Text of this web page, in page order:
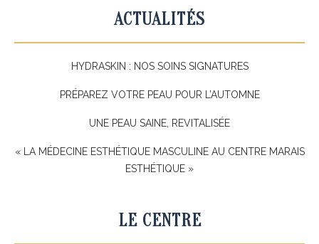
ACTUALITÉS
HYDRASKIN : NOS SOINS SIGNATURES
PRÉPAREZ VOTRE PEAU POUR L’AUTOMNE
UNE PEAU SAINE, REVITALISÉE
« LA MÉDECINE ESTHÉTIQUE MASCULINE AU CENTRE MARAIS
ESTHÉTIQUE »
LE CENTRE